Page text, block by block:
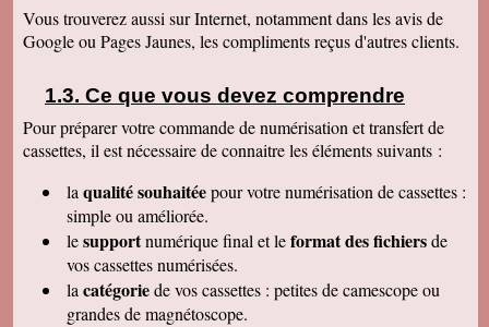
projets de commande, alors, sûrement à bientôt
! Cordialement
d'image est parfaite. Merci beaucoup
Nadine H
Bonjour, on a bien reçu le colis on vous
remercie beaucoup bonne journée
Christian R
Encore une belle expérience, comme la
première fois nous sommes ravis. Merci de
pouvoir nous faire revivre le passé Travail
raffiné, effectué consciencieusement , avec en
plus des délais et prix tout à fait corrects
À recommander sans hésitation
Les Alesiens
Vous trouverez aussi sur Internet, notamment dans les avis de
Google ou Pages Jaunes, les compliments reçus d'autres clients.
Ce que vous devez comprendre
Pour préparer votre commande de numérisation et transfert de
cassettes, il est nécessaire de connaitre les éléments suivants :
la qualité souhaitéepour votre numérisation de cassettes :
simple ou améliorée.
lesupportnumérique final et leformat des fichiersde
vos cassettes numérisées.
la catégoriede vos cassettes : petites de camescope ou
grandes de magnétoscope.